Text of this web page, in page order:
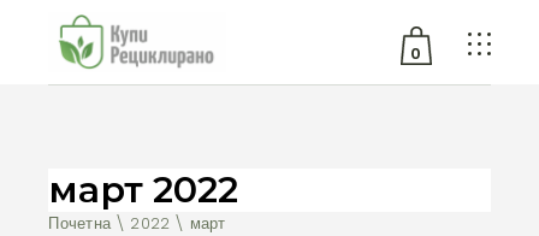
0
март 2022
Почетна 2022 март